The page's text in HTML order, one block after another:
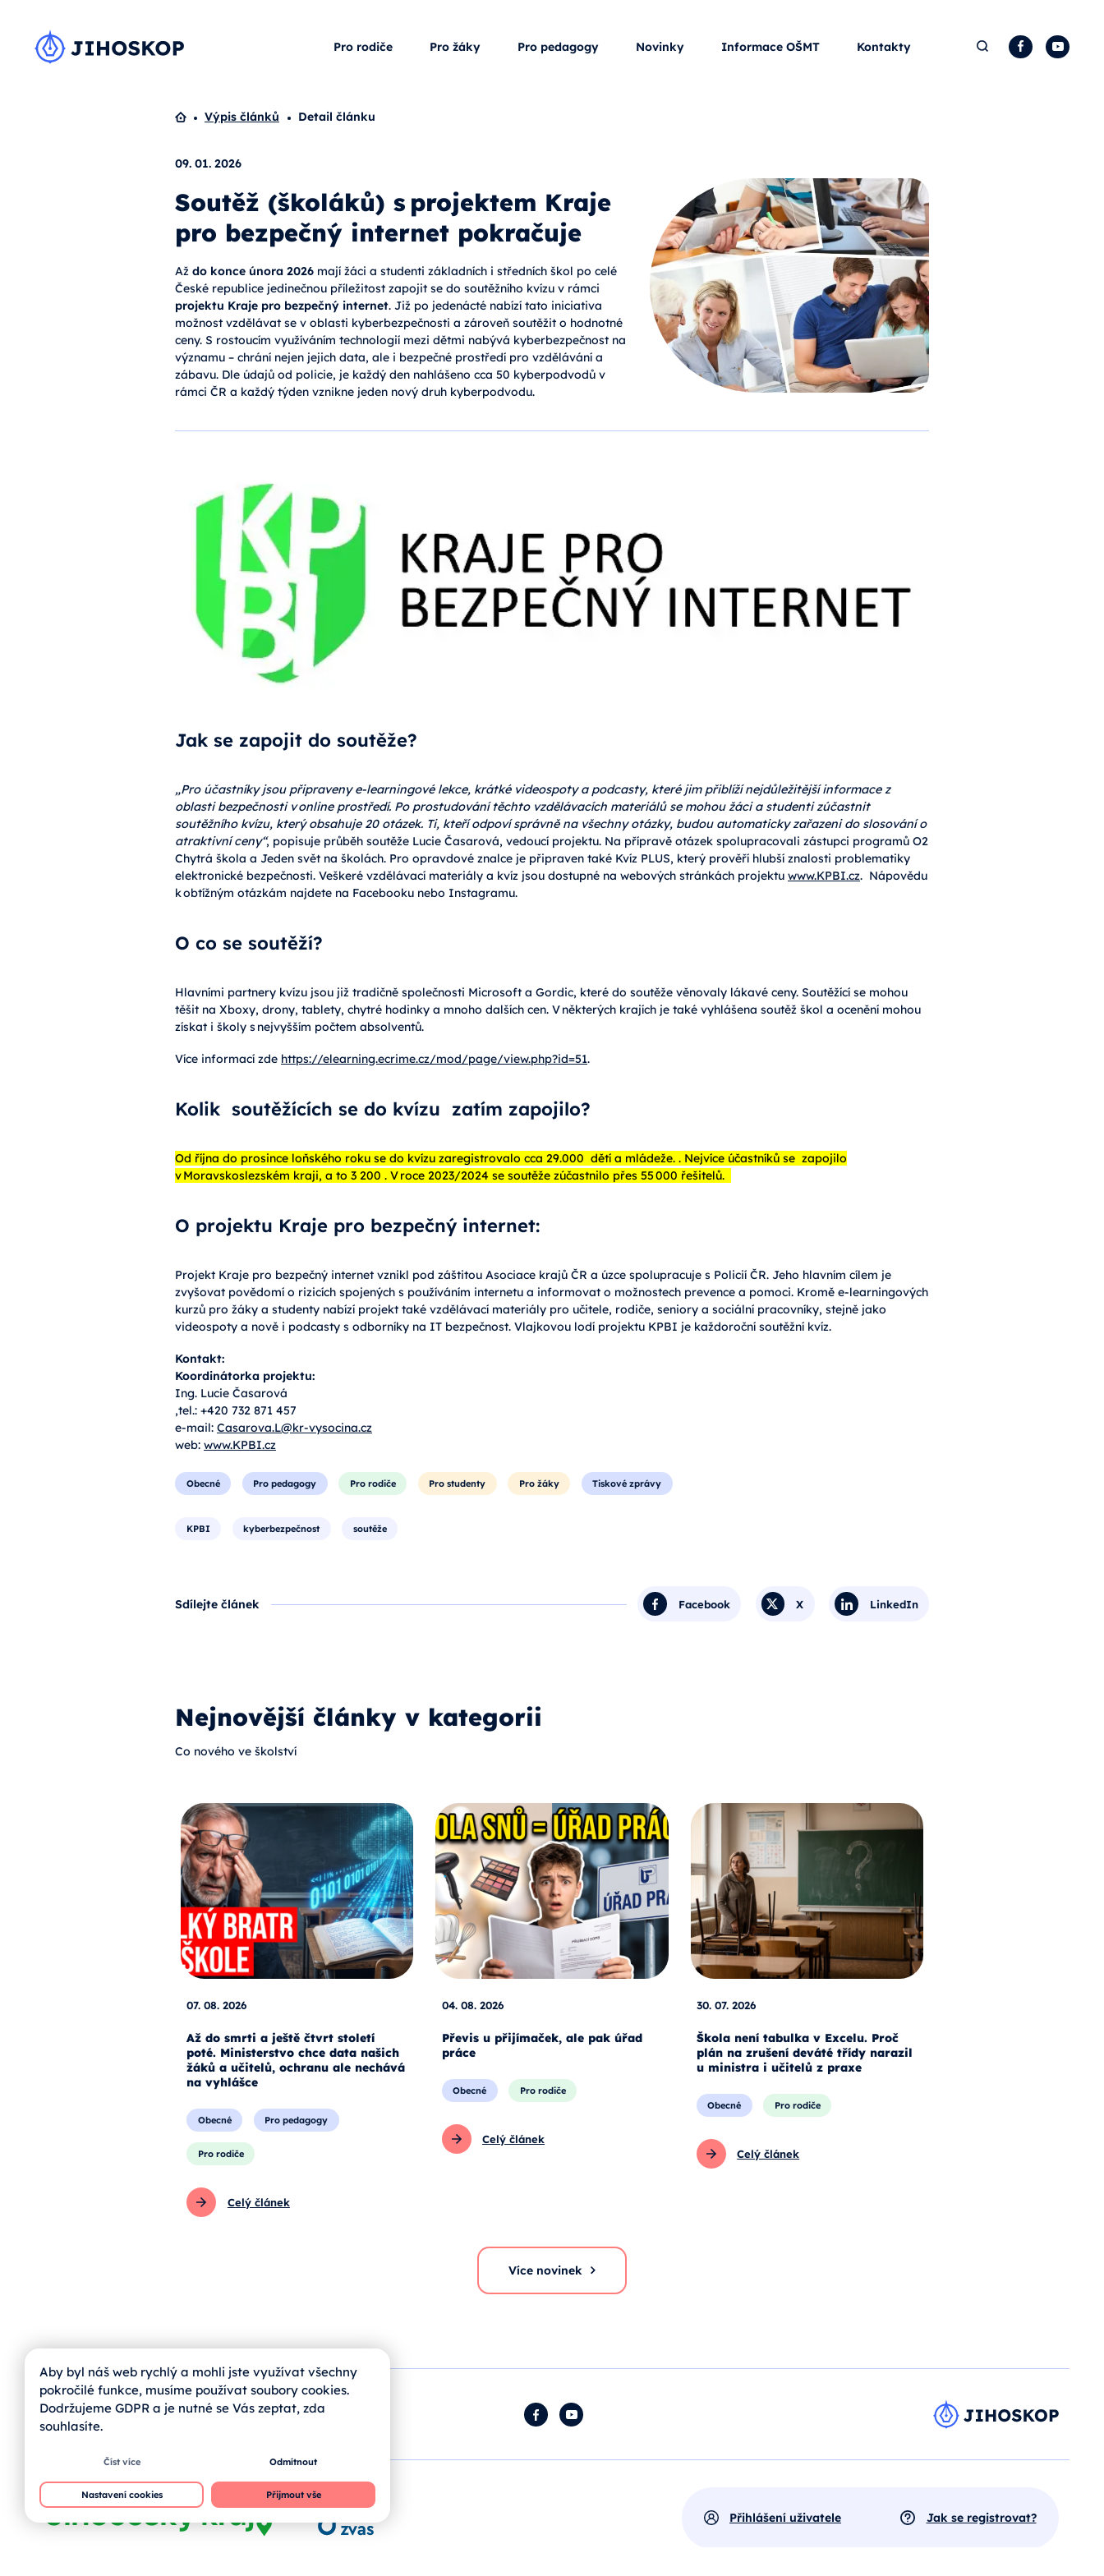
Pro rodiče Pro žáky Pro pedagogy Novinky Informace OŠMT Kontakty Hledat Facebook
Domů
Výpis článků Detail článku
09. 01. 2026
Soutěž (školáků) s projektem Kraje
pro bezpečný internet pokračuje
Až do konce února 2026 mají žáci a studenti základních i středních škol po celé
České republice jedinečnou příležitost zapojit se do soutěžního kvízu v rámci
projektu Kraje pro bezpečný internet. Již po jedenácté nabízí tato iniciativa
možnost vzdělávat se v oblasti kyberbezpečnosti a zároveň soutěžit o hodnotné
ceny. S rostoucím využíváním technologií mezi dětmi nabývá kyberbezpečnost na
významu – chrání nejen jejich data, ale i bezpečné prostředí pro vzdělávání a
zábavu. Dle údajů od policie, je každý den nahlášeno cca 50 kyberpodvodů v
rámci ČR a každý týden vznikne jeden nový druh kyberpodvodu.
Jak se zapojit do soutěže?
„Pro účastníky jsou připraveny e-learningové lekce, krátké videospoty a podcasty, které jim přiblíží nejdůležitější informace z
oblasti bezpečnosti v online prostředí. Po prostudování těchto vzdělávacích materiálů se mohou žáci a studenti zúčastnit
soutěžního kvízu, který obsahuje 20 otázek. Ti, kteří odpoví správně na všechny otázky, budou automaticky zařazeni do slosování o
atraktivní ceny“, popisuje průběh soutěže Lucie Časarová, vedoucí projektu. Na přípravě otázek spolupracovali zástupci programů O2
Chytrá škola a Jeden svět na školách. Pro opravdové znalce je připraven také Kvíz PLUS, který prověří hlubší znalosti problematiky
elektronické bezpečnosti. Veškeré vzdělávací materiály a kvíz jsou dostupné na webových stránkách projektu www.KPBI.cz. Nápovědu
k obtížným otázkám najdete na Facebooku nebo Instagramu.
O co se soutěží?
Hlavními partnery kvízu jsou již tradičně společnosti Microsoft a Gordic, které do soutěže věnovaly lákavé ceny. Soutěžící se mohou
těšit na Xboxy, drony, tablety, chytré hodinky a mnoho dalších cen. V některých krajích je také vyhlášena soutěž škol a ocenění mohou
získat i školy s nejvyšším počtem absolventů.
Více informací zde https://elearning.ecrime.cz/mod/page/view.php?id=51.
Kolik soutěžících se do kvízu zatím zapojilo?
Od října do prosince loňského roku se do kvízu zaregistrovalo cca 29.000 dětí a mládeže. . Nejvíce účastníků se zapojilo
v Moravskoslezském kraji, a to 3 200 . V roce 2023/2024 se soutěže zúčastnilo přes 55 000 řešitelů.
O projektu Kraje pro bezpečný internet:
Projekt Kraje pro bezpečný internet vznikl pod záštitou Asociace krajů ČR a úzce spolupracuje s Policií ČR. Jeho hlavním cílem je
zvyšovat povědomí o rizicích spojených s používáním internetu a informovat o možnostech prevence a pomoci. Kromě e-learningových
kurzů pro žáky a studenty nabízí projekt také vzdělávací materiály pro učitele, rodiče, seniory a sociální pracovníky, stejně jako
videospoty a nově i podcasty s odborníky na IT bezpečnost. Vlajkovou lodí projektu KPBI je každoroční soutěžní kvíz.
Kontakt:
Koordinátorka projektu:
Ing. Lucie Časarová
‚tel.: +420 732 871 457
e-mail: Casarova.L@kr-vysocina.cz
web: www.KPBI.cz
Obecné Pro pedagogy Pro rodiče Pro studenty Pro žáky Tiskové zprávy
KPBI kyberbezpečnost soutěže
Sdílejte článek Facebook X LinkedIn
Nejnovější články v kategorii
Co nového ve školství
07. 08. 2026
Až do smrti a ještě čtvrt století
poté. Ministerstvo chce data našich
žáků a učitelů, ochranu ale nechává
na vyhlášce
Obecné Pro pedagogy
Pro rodiče
Celý článek
04. 08. 2026
Převis u přijímaček, ale pak úřad
práce
Obecné Pro rodiče
Celý článek
30. 07. 2026
Škola není tabulka v Excelu. Proč
plán na zrušení deváté třídy narazil
u ministra i učitelů z praxe
Obecné Pro rodiče
Celý článek
Více novinek
jihoskop@zvas.eu FacebookYouTube
Přihlášení uživatele Jak se registrovat?
Aby byl náš web rychlý a mohli jste využívat všechny
pokročilé funkce, musíme používat soubory cookies.
Dodržujeme GDPR a je nutné se Vás zeptat, zda
souhlasíte.
Číst více Odmítnout
Nastavení cookies Přijmout vše